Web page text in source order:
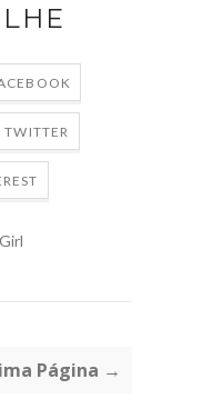
Página →